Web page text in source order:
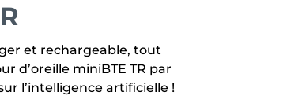
et rechargeable, tout
d’oreille miniBTE TR par
l’intelligence artificielle !